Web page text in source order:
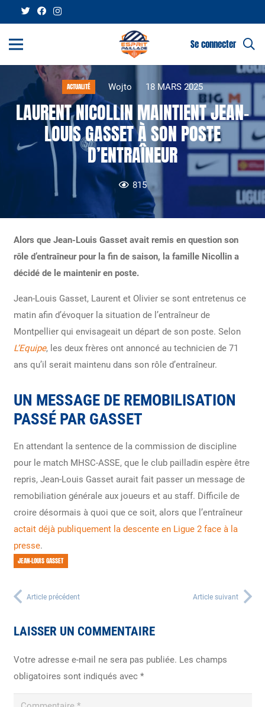
Se connecter
ACTUALITÉ Wojto 18 MARS 2025
LAURENT NICOLLIN MAINTIENT JEAN-
LOUIS GASSET À SON POSTE
D’ENTRAÎNEUR
815
Alors que Jean-Louis Gasset avait remis en question son
rôle d’entraîneur pour la fin de saison, la famille Nicollin a
décidé de le maintenir en poste.
Jean-Louis Gasset, Laurent et Olivier se sont entretenus ce
matin afin d’évoquer la situation de l’entraîneur de
Montpellier qui envisageait un départ de son poste. Selon
L’Equipe, les deux frères ont annoncé au technicien de 71
ans qu’il serait maintenu dans son rôle d’entraîneur.
UN MESSAGE DE REMOBILISATION
PASSÉ PAR GASSET
En attendant la sentence de la commission de discipline
pour le match MHSC-ASSE, que le club pailladin espère être
repris, Jean-Louis Gasset aurait fait passer un message de
remobiliation générale aux joueurs et au staff. Difficile de
croire désormais à quoi que ce soit, alors que l’entraîneur
actait déjà publiquement la descente en Ligue 2 face à la
presse.
JEAN-LOUIS GASSET
Article précédent Article suivant
LAISSER UN COMMENTAIRE
Votre adresse e-mail ne sera pas publiée. Les champs
obligatoires sont indiqués avec *